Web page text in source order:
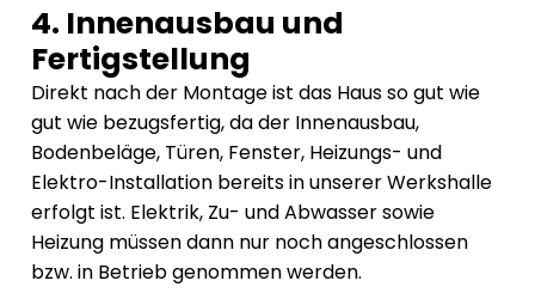
4. Innenausbau und
Fertigstellung
Direkt nach der Montage ist das Haus so gut wie
gut wie bezugsfertig, da der Innenausbau,
Bodenbeläge, Türen, Fenster, Heizungs- und
Elektro-Installation bereits in unserer Werkshalle
erfolgt ist. Elektrik, Zu- und Abwasser sowie
Heizung müssen dann nur noch angeschlossen
bzw. in Betrieb genommen werden.